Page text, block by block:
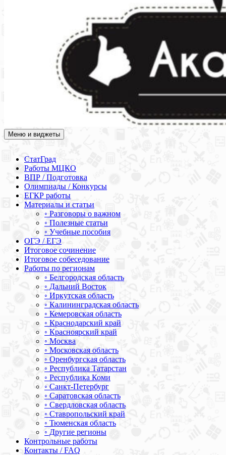
Академия СОВА
Подготовка к ЕГЭ, ОГЭ, ВПР, МЦКО, СтатГрад, КДР, ВОШ,
Меню и виджеты
СтатГрад
Работы МЦКО
ВПР / Подготовка
Олимпиады / Конкурсы
ЕГКР работы
Материалы и статьи
◦ Разговоры о важном
◦ Полезные статьи
◦ Учебные пособия
ОГЭ / ЕГЭ
Итоговое сочинение
Итоговое собеседование
Работы по регионам
◦ Белгородская область
◦ Дальний Восток
◦ Иркутская область
◦ Калининградская область
◦ Кемеровская область
◦ Краснодарский край
◦ Красноярский край
◦ Москва
◦ Московская область
◦ Оренбургская область
◦ Республика Татарстан
◦ Республика Коми
◦ Санкт-Петербург
◦ Саратовская область
◦ Свердловская область
◦ Ставропольский край
◦ Тюменская область
◦ Другие регионы
Контрольные работы
Контакты / FAQ